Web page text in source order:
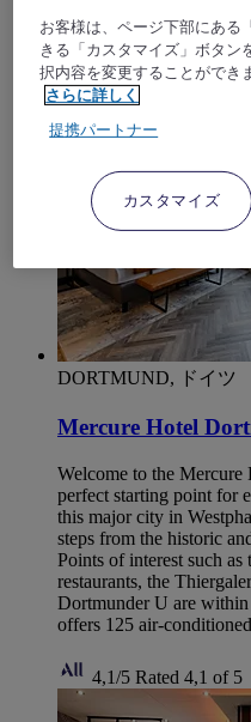
our restaurant.
4,6/5Rated 4,6 of 5
DORTMUND, ドイツ
Mercure Hotel
Welcome to the
perfect starting point for
this major city in
steps from the historic
Points of interest such
restaurants, the
Dortmunder U are
offers 125 air-
4,1/5 Rated 4,1 of 5
お客様は、ページ下部にある
きる「カスタマイズ」ボタン
択内容を変更することができ
さらに詳しく
提携パートナー
カスタマイズ